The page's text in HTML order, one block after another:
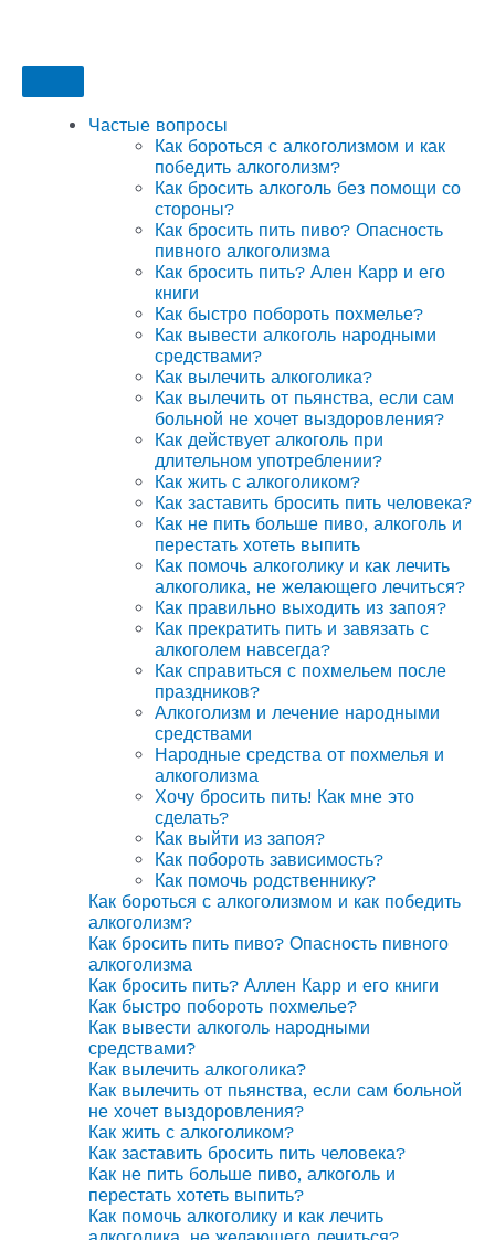
Частые вопросы
Как бороться с алкоголизмом и как
победить алкоголизм?
Как бросить алкоголь без помощи со
стороны?
Как бросить пить пиво? Опасность
пивного алкоголизма
Как бросить пить? Ален Карр и его
книги
Как быстро побороть похмелье?
Как вывести алкоголь народными
средствами?
Как вылечить алкоголика?
Как вылечить от пьянства, если сам
больной не хочет выздоровления?
Как действует алкоголь при
длительном употреблении?
Как жить с алкоголиком?
Как заставить бросить пить человека?
Как не пить больше пиво, алкоголь и
перестать хотеть выпить
Как помочь алкоголику и как лечить
алкоголика, не желающего лечиться?
Как правильно выходить из запоя?
Как прекратить пить и завязать с
алкоголем навсегда?
Как справиться с похмельем после
праздников?
Алкоголизм и лечение народными
средствами
Народные средства от похмелья и
алкоголизма
Хочу бросить пить! Как мне это
сделать?
Как выйти из запоя?
Как побороть зависимость?
Как помочь родственнику?
Как бороться с алкоголизмом и как победить
алкоголизм?
Как бросить пить пиво? Опасность пивного
алкоголизма
Как бросить пить? Аллен Карр и его книги
Как быстро побороть похмелье?
Как вывести алкоголь народными
средствами?
Как вылечить алкоголика?
Как вылечить от пьянства, если сам больной
не хочет выздоровления?
Как жить с алкоголиком?
Как заставить бросить пить человека?
Как не пить больше пиво, алкоголь и
перестать хотеть выпить?
Как помочь алкоголику и как лечить